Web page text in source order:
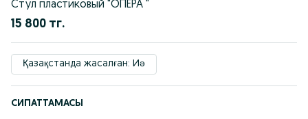
Стул пластиковый "ОПЕРА "
15 800 тг.
Қазақстанда жасалған: Иә
СИПАТТАМАСЫ